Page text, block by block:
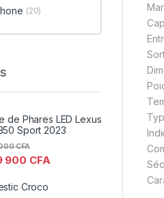
(20)
de Phares LED Lexus
Sport 2023
900 CFA
CFA
Croco